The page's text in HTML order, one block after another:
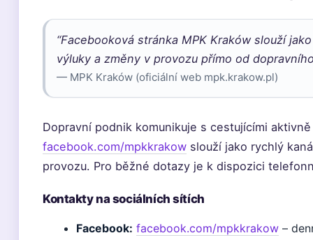
“Facebooková stránka MPK Kraków slouží
výluky a změny v provozu přímo od
— MPK Kraków (oficiální web mpk.krakow.pl)
Dopravní podnik komunikuje s cestujícími
facebook.com/mpkkrakow slouží jako rychlý
provozu. Pro běžné dotazy je k dispozici
Kontakty na sociálních sítích
Facebook: facebook.com/mpkkrakow –